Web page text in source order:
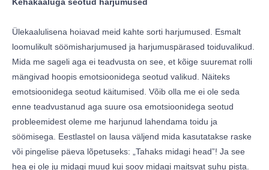
Ülekaalulisena hoiavad meid kahte sorti harjumused. Esmalt
loomulikult söömisharjumused ja harjumuspärased toiduvalikud.
Mida me sageli aga ei teadvusta on see, et kõige suuremat rolli
mängivad hoopis emotsioonidega seotud valikud. Näiteks
emotsioonidega seotud käitumised. Võib olla me ei ole seda
enne teadvustanud aga suure osa emotsioonidega seotud
probleemidest oleme me harjunud lahendama toidu ja
söömisega. Eestlastel on lausa väljend mida kasutatakse raske
või pingelise päeva lõpetuseks: „Tahaks midagi head”! Ja see
hea ei ole ju midagi muud kui soov midagi maitsvat suhu pista.